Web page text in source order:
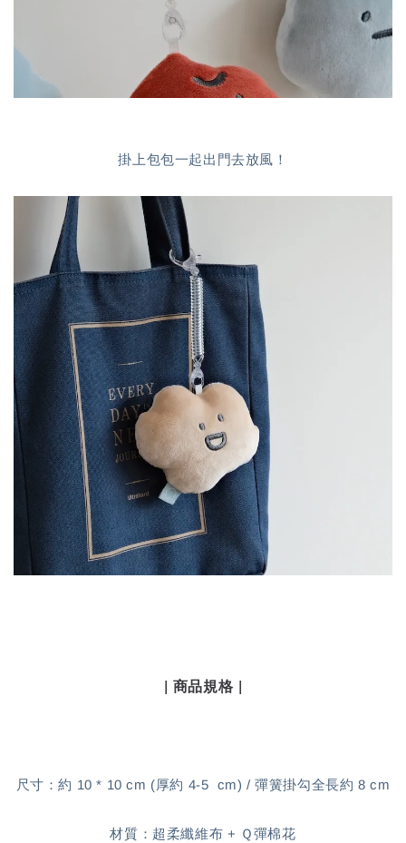
掛上包包一起出門去放風！
| 商品規格 |
尺寸：約 10 * 10 cm (厚約 4-5 cm) / 彈簧掛勾全長約 8 cm
材質：超柔纖維布 + Ｑ彈棉花